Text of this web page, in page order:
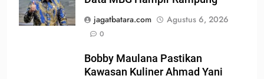
jagatbatara.com
Agustus 6, 2026
0
Bobby Maulana Pastikan
Kawasan Kuliner Ahmad Yani